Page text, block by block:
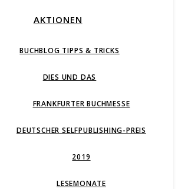
AKTIONEN
BUCHBLOG TIPPS & TRICKS
DIES UND DAS
FRANKFURTER BUCHMESSE
DEUTSCHER SELFPUBLISHING-PREIS
2019
LESEMONATE